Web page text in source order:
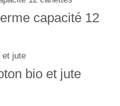
capacité 12
bio et jute